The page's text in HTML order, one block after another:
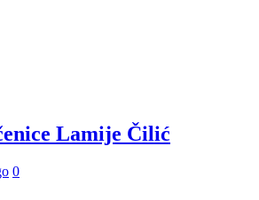
Lamije Čilić
0